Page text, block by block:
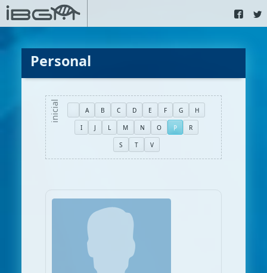
Personal
A B C D E F G H
I J L M N O P R
S T V